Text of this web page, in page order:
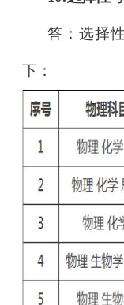
答：选择
下：